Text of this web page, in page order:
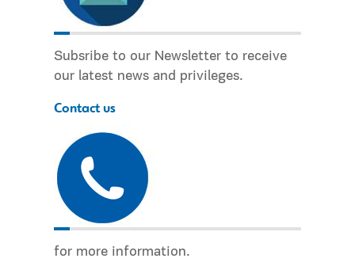
Subsribe to our Newsletter to receive
our latest news and privileges.
Contact us
for more information.